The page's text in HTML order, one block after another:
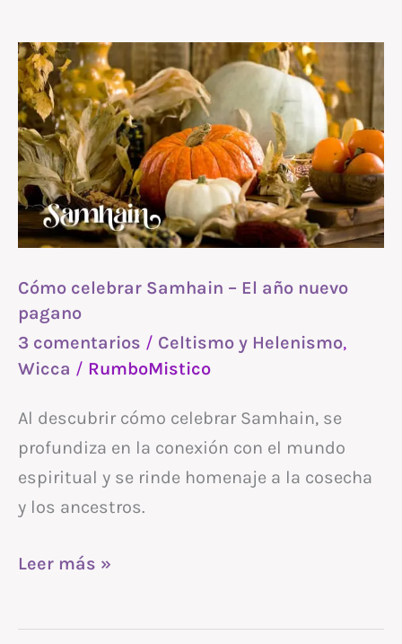
Cómo celebrar Samhain – El año nuevo
pagano
3 comentarios / Celtismo y Helenismo,
Wicca / RumboMistico
Al descubrir cómo celebrar Samhain, se
profundiza en la conexión con el mundo
espiritual y se rinde homenaje a la cosecha
y los ancestros.
Cómo
celebrar
Samhain
–
El
año
nuevo
Leer más »